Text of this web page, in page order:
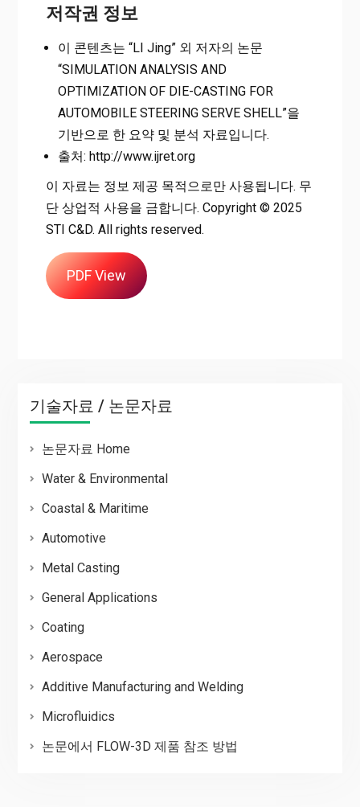
저작권 정보
이 콘텐츠는 “LI Jing” 외 저자의 논문
“SIMULATION ANALYSIS AND
OPTIMIZATION OF DIE-CASTING FOR
AUTOMOBILE STEERING SERVE SHELL”을
기반으로 한 요약 및 분석 자료입니다.
출처: http://www.ijret.org
이 자료는 정보 제공 목적으로만 사용됩니다. 무
단 상업적 사용을 금합니다. Copyright © 2025
STI C&D. All rights reserved.
PDF View
기술자료 / 논문자료
논문자료 Home
Water & Environmental
Coastal & Maritime
Automotive
Metal Casting
General Applications
Coating
Aerospace
Additive Manufacturing and Welding
Microfluidics
논문에서 FLOW-3D 제품 참조 방법